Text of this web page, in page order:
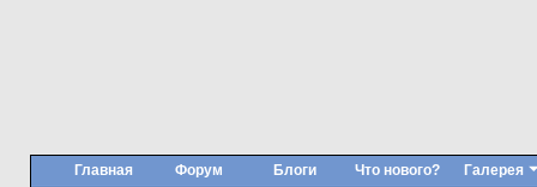
Главная Форум Блоги Что нового? Галерея